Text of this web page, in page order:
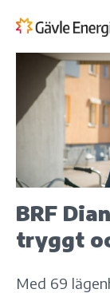
BRF
tryggt
Med 69